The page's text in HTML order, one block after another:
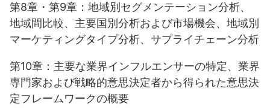
第8章・第9章：地域別セグメンテーション分析、
地域間比較、主要国別分析および市場機会、地域別
マーケティングタイプ分析、サプライチェーン分析
第10章：主要な業界インフルエンサーの特定、業界
専門家および戦略的意思決定者から得られた意思決
定フレームワークの概要